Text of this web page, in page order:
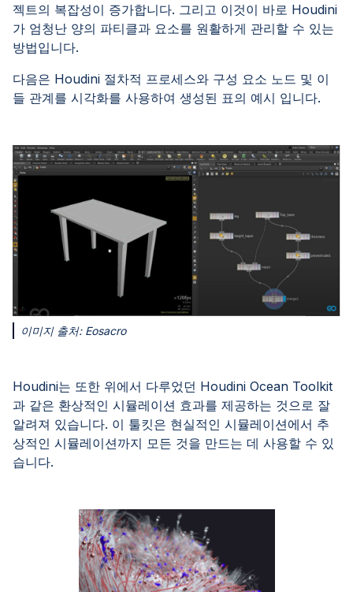
젝트의 복잡성이 증가합니다. 그리고 이것이 바로 Houdini
가 엄청난 양의 파티클과 요소를 원활하게 관리할 수 있는
방법입니다.
다음은 Houdini 절차적 프로세스와 구성 요소 노드 및 이
들 관계를 시각화를 사용하여 생성된 표의 예시 입니다.
이미지 출처: Eosacro
Houdini는 또한 위에서 다루었던 Houdini Ocean Toolkit
과 같은 환상적인 시뮬레이션 효과를 제공하는 것으로 잘
알려져 있습니다. 이 툴킷은 현실적인 시뮬레이션에서 추
상적인 시뮬레이션까지 모든 것을 만드는 데 사용할 수 있
습니다.